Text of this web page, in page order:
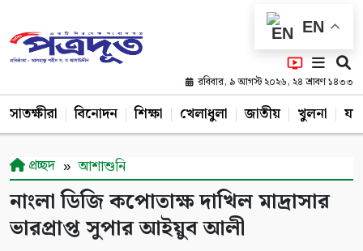
EN
রবিবার, ৯ আগস্ট ২০২৬, ২৪ শ্রাবণ ১৪৩৩
সাতক্ষীরা বিনোদন শিক্ষা খেলাধুলা জাতীয় খুলনা
প্রচ্ছদ আশাশুনি
নাংলা ডিজি কপোতাক্ষ দাখিল মাদ্রাসার
ভারপ্রাপ্ত সুপার আইয়ুব আলী